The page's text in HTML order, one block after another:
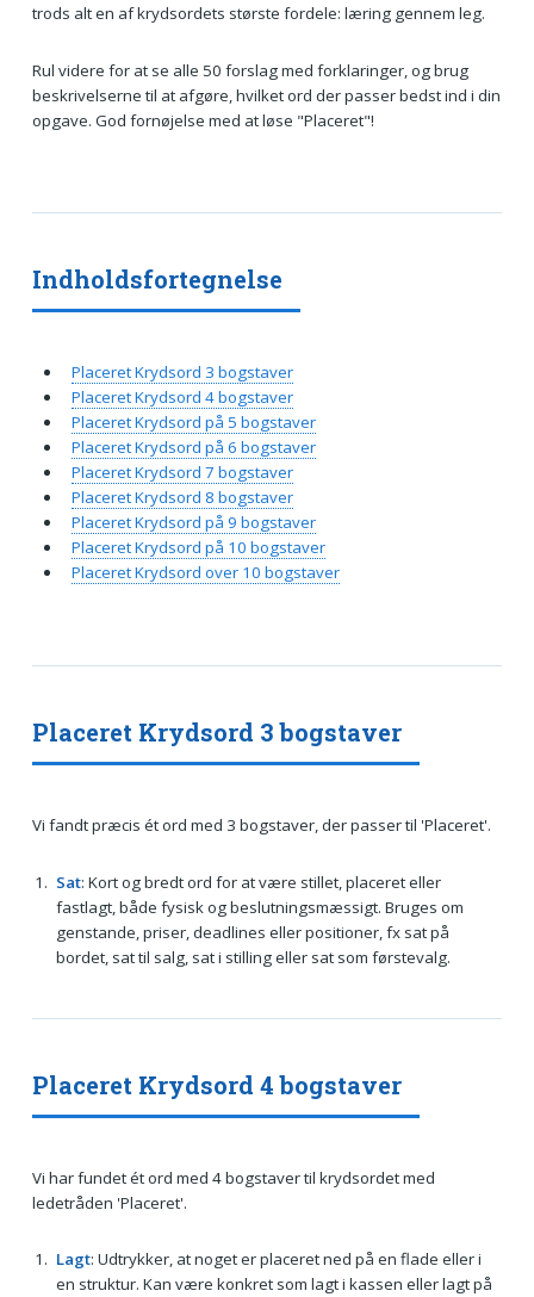
trods alt en af krydsordets største fordele: læring gennem leg.
Rul videre for at se alle 50 forslag med forklaringer, og brug
beskrivelserne til at afgøre, hvilket ord der passer bedst ind i din
opgave. God fornøjelse med at løse "Placeret"!
Placeret Krydsord 3 bogstaver
Vi fandt præcis ét ord med 3 bogstaver, der passer til 'Placeret'.
Sat: Kort og bredt ord for at være stillet, placeret eller
fastlagt, både fysisk og beslutningsmæssigt. Bruges om
genstande, priser, deadlines eller positioner, fx sat på
bordet, sat til salg, sat i stilling eller sat som førstevalg.
Placeret Krydsord 4 bogstaver
Vi har fundet ét ord med 4 bogstaver til krydsordet med
ledetråden 'Placeret'.
Lagt: Udtrykker, at noget er placeret ned på en flade eller i
en struktur. Kan være konkret som lagt i kassen eller lagt på
Indholdsfortegnelse
Placeret Krydsord 3 bogstaver
Placeret Krydsord 4 bogstaver
Placeret Krydsord på 5 bogstaver
Placeret Krydsord på 6 bogstaver
Placeret Krydsord 7 bogstaver
Placeret Krydsord 8 bogstaver
Placeret Krydsord på 9 bogstaver
Placeret Krydsord på 10 bogstaver
Placeret Krydsord over 10 bogstaver